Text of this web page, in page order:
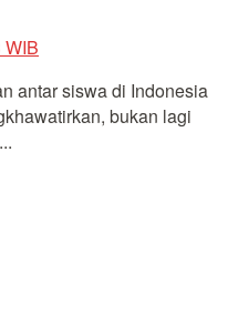
antar siswa di Indonesia
bukan lagi